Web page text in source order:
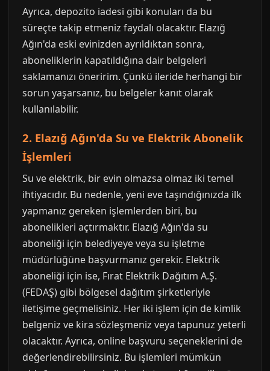
Ayrıca, depozito iadesi gibi konuları da bu
süreçte takip etmeniz faydalı olacaktır. Elazığ
Ağın'da eski evinizden ayrıldıktan sonra,
aboneliklerin kapatıldığına dair belgeleri
saklamanızı öneririm. Çünkü ileride herhangi bir
sorun yaşarsanız, bu belgeler kanıt olarak
kullanılabilir.
2. Elazığ Ağın'da Su ve Elektrik Abonelik
İşlemleri
Su ve elektrik, bir evin olmazsa olmaz iki temel
ihtiyacıdır. Bu nedenle, yeni eve taşındığınızda ilk
yapmanız gereken işlemlerden biri, bu
abonelikleri açtırmaktır. Elazığ Ağın'da su
aboneliği için belediyeye veya su işletme
müdürlüğüne başvurmanız gerekir. Elektrik
aboneliği için ise, Fırat Elektrik Dağıtım A.Ş.
(FEDAŞ) gibi bölgesel dağıtım şirketleriyle
iletişime geçmelisiniz. Her iki işlem için de kimlik
belgeniz ve kira sözleşmeniz veya tapunuz yeterli
olacaktır. Ayrıca, online başvuru seçeneklerini de
değerlendirebilirsiniz. Bu işlemleri mümkün